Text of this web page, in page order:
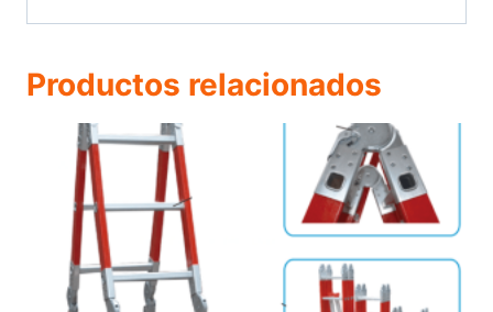
Tipo
Con
Escalera Tipo Tijera Con Plataforma de
Aluminio – 22
Escalera
Productos relacionados